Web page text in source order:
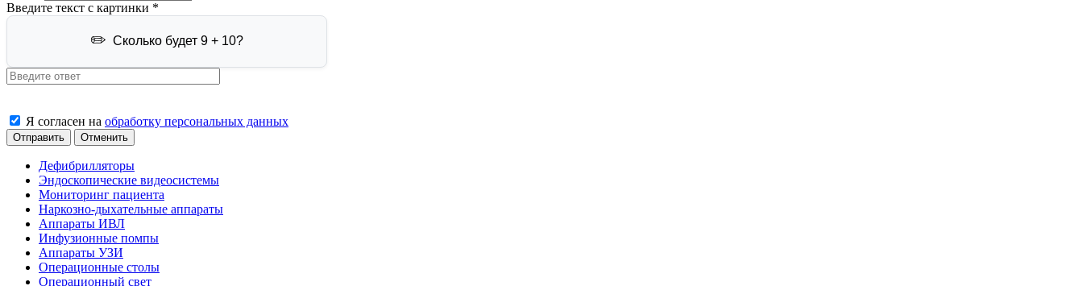
Введите текст с картинки *
Сколько будет 9 + 10?
Я согласен на обработку персональных данных
Отменить
Дефибрилляторы
Эндоскопические видеосистемы
Мониторинг пациента
Наркозно-дыхательные аппараты
Аппараты ИВЛ
Инфузионные помпы
Аппараты УЗИ
Операционные столы
Операционный свет